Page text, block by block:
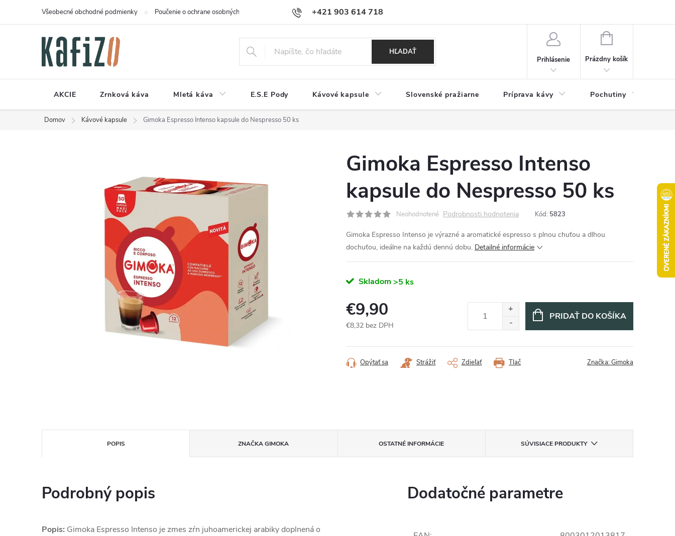
+421 903 614 718
Všeobecné obchodné podmienky Poučenie o ochrane osobných údajov a používaní cookies Reklamačný poriadok
HĽADAŤ
Prihlásenie
NÁKUPNÝ
Prázdny košík
AKCIE Zrnková káva Mletá káva E.S.E Pody Kávové kapsule Slovenské pražiarne Príprava kávy Pochutiny
Domov Kávové kapsule Gimoka Espresso Intenso kapsule do Nespresso 50 ks
Gimoka Espresso Intenso
kapsule do Nespresso 50 ks
Neohodnotené Podrobnosti hodnotenia Kód: 5823
Gimoka Espresso Intenso je výrazné a aromatické espresso s plnou chuťou a dlhou
dochuťou, ideálne na každú dennú dobu. Detailné informácie
Skladom >5 ks
€9,90
€8,32 bez DPH
cena:
PRIDAŤ DO KOŠÍKA
Tlač
Opýtať sa Strážiť Zdieľať Značka:Gimoka
POPIS ZNAČKAGIMOKA OSTATNÉ INFORMÁCIE SÚVISIACE PRODUKTY
Podrobný popis
Popis: Gimoka Espresso Intenso je zmes zŕn juhoamerickej arabiky doplnená o
Dodatočné parametre